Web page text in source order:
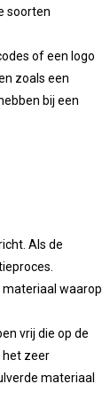
soorten
of een logo
zoals een
bij een
Als de
waarop
vrij die op de
het zeer
materiaal